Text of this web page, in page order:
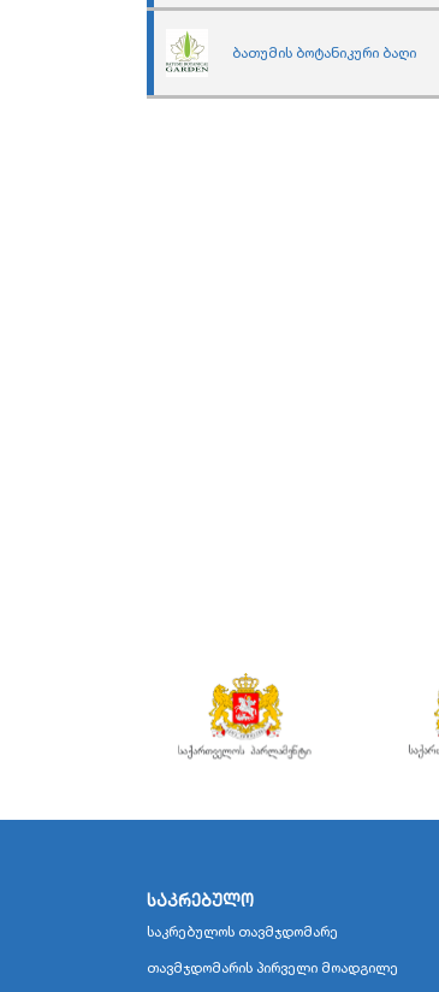
ბათუმის ბოტანიკური ბაღი
საკრებულო
საკრებულოს თავმჯდომარე
თავმჯდომარის პირველი მოადგილე